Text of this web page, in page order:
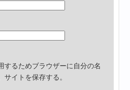
するためブラウザーに自分の名
イトを保存する。